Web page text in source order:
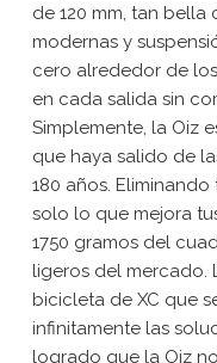
de 120 mm, tan bella
modernas y
cero alrededor de
en cada salida sin
Simplemente, la Oiz
que haya salido de
180 años.
solo lo que mejora
1750 gramos del
ligeros del mercado.
bicicleta de XC que
infinitamente las
logrado que la Oiz